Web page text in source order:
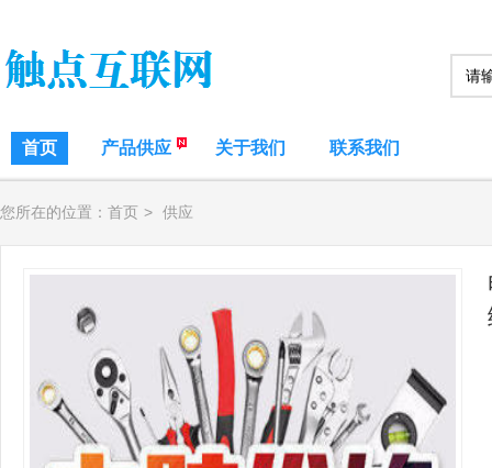
首页 产品供应 关于我们 联系我们
您所在的位置： 首页 > 供应